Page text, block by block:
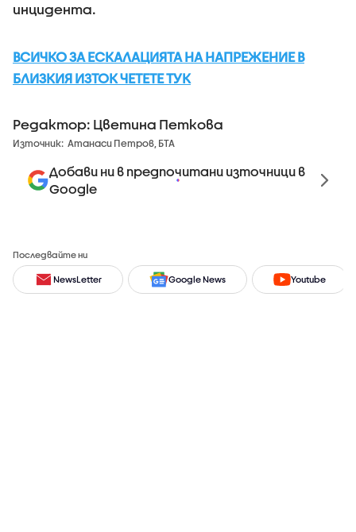
инцидента.
ВСИЧКО ЗА ЕСКАЛАЦИЯТА НА НАПРЕЖЕНИЕ В
БЛИЗКИЯ ИЗТОК ЧЕТЕТЕ ТУК
Редактор: Цветина Петкова
Източник: Атанаси Петров, БТА
Добави ни в предпочитани източници в
Google
Последвайте ни
NewsLetter Google News Youtube